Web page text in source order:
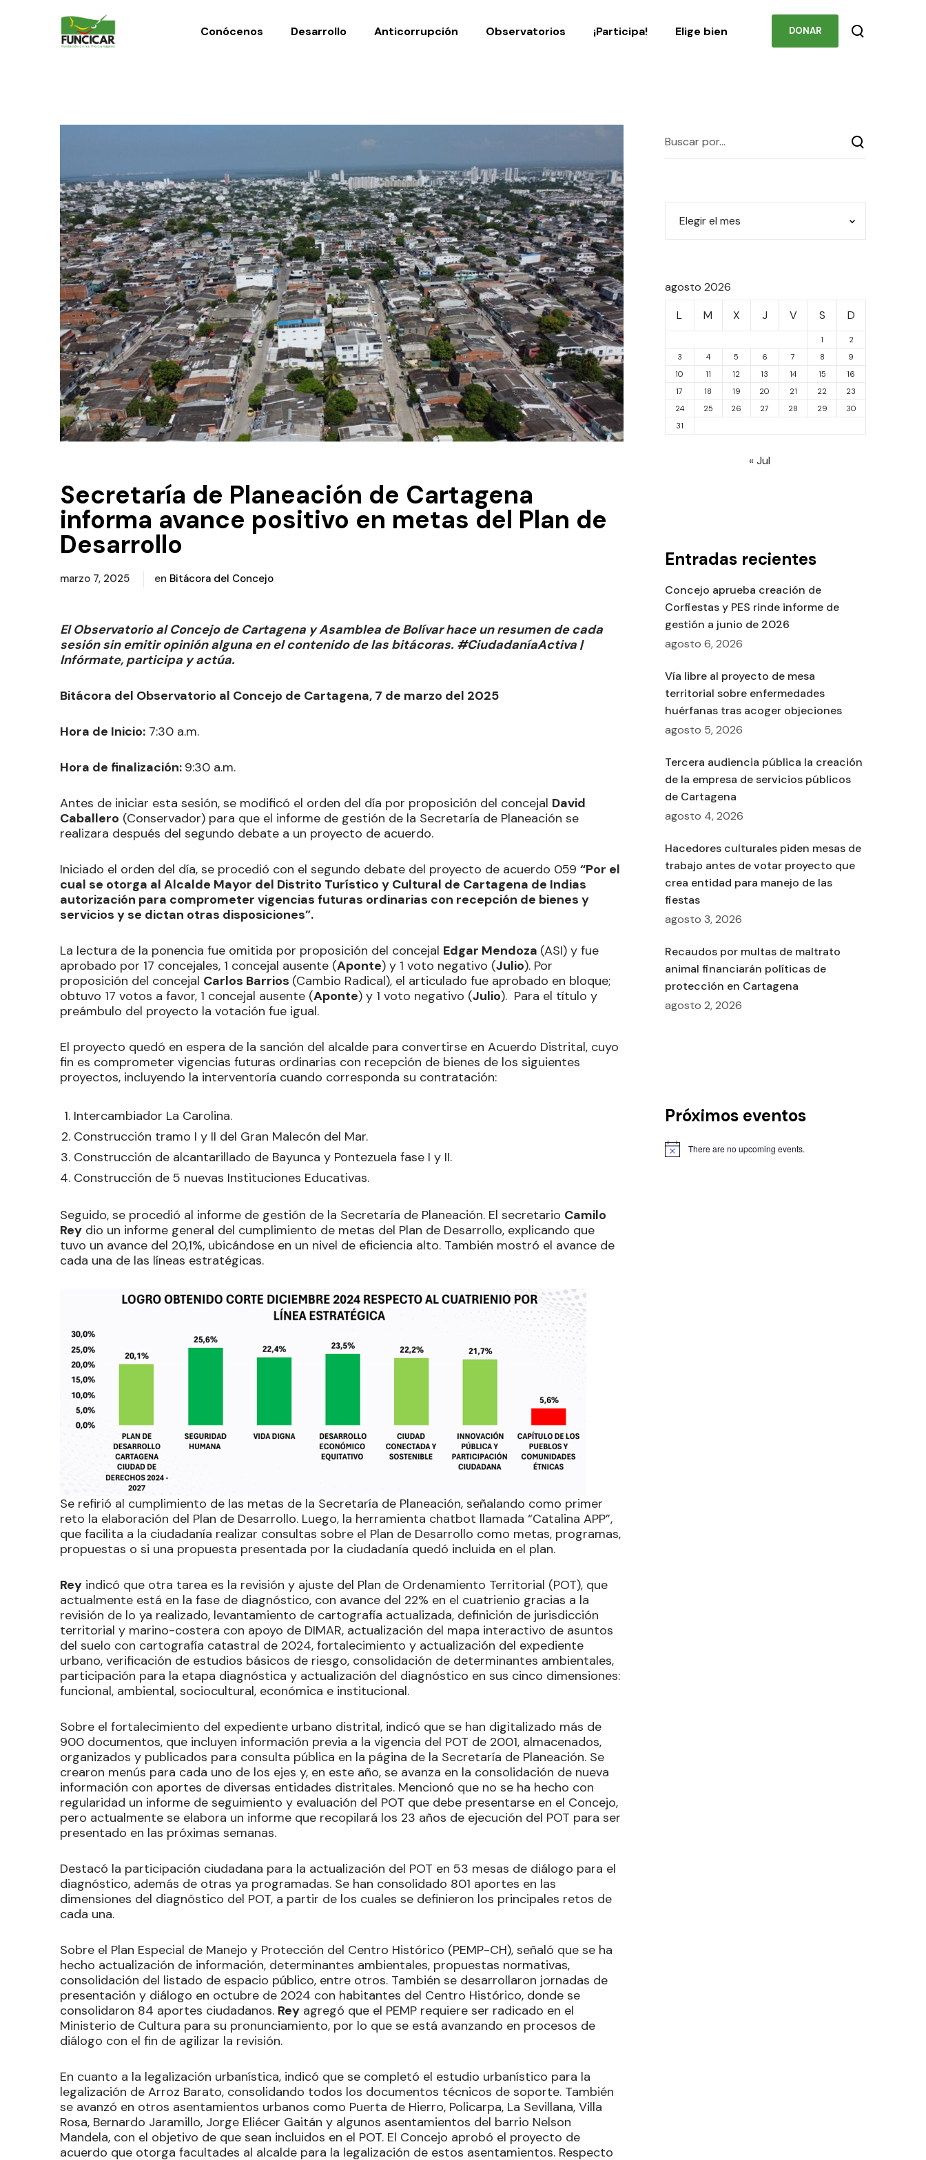
Conócenos Desarrollo Anticorrupción Observatorios ¡Participa! Elige bien DONAR
Secretaría de Planeación de Cartagena
informa avance positivo en metas del Plan de
Desarrollo
marzo 7, 2025 en Bitácora del Concejo
El Observatorio al Concejo de Cartagena y Asamblea de Bolívar hace un resumen de cada
sesión sin emitir opinión alguna en el contenido de las bitácoras. #CiudadaníaActiva |
Infórmate, participa y actúa.
Bitácora del Observatorio al Concejo de Cartagena, 7 de marzo del 2025
Hora de Inicio: 7:30 a.m.
Hora de finalización: 9:30 a.m.
Antes de iniciar esta sesión, se modificó el orden del día por proposición del concejal David
Caballero (Conservador) para que el informe de gestión de la Secretaría de Planeación se
realizara después del segundo debate a un proyecto de acuerdo.
Iniciado el orden del día, se procedió con el segundo debate del proyecto de acuerdo 059 “Por el
cual se otorga al Alcalde Mayor del Distrito Turístico y Cultural de Cartagena de Indias
autorización para comprometer vigencias futuras ordinarias con recepción de bienes y
servicios y se dictan otras disposiciones”.
La lectura de la ponencia fue omitida por proposición del concejal Edgar Mendoza (ASI) y fue
aprobado por 17 concejales, 1 concejal ausente (Aponte) y 1 voto negativo (Julio). Por
proposición del concejal Carlos Barrios (Cambio Radical), el articulado fue aprobado en bloque;
obtuvo 17 votos a favor, 1 concejal ausente (Aponte) y 1 voto negativo (Julio). Para el título y
preámbulo del proyecto la votación fue igual.
El proyecto quedó en espera de la sanción del alcalde para convertirse en Acuerdo Distrital, cuyo
fin es comprometer vigencias futuras ordinarias con recepción de bienes de los siguientes
proyectos, incluyendo la interventoría cuando corresponda su contratación:
Intercambiador La Carolina.
Construcción tramo I y II del Gran Malecón del Mar.
Construcción de alcantarillado de Bayunca y Pontezuela fase I y II.
Construcción de 5 nuevas Instituciones Educativas.
Seguido, se procedió al informe de gestión de la Secretaría de Planeación. El secretario Camilo
Rey dio un informe general del cumplimiento de metas del Plan de Desarrollo, explicando que
tuvo un avance del 20,1%, ubicándose en un nivel de eficiencia alto. También mostró el avance de
cada una de las líneas estratégicas.
Se refirió al cumplimiento de las metas de la Secretaría de Planeación, señalando como primer
reto la elaboración del Plan de Desarrollo. Luego, la herramienta chatbot llamada “Catalina APP”,
que facilita a la ciudadanía realizar consultas sobre el Plan de Desarrollo como metas, programas,
propuestas o si una propuesta presentada por la ciudadanía quedó incluida en el plan.
Rey indicó que otra tarea es la revisión y ajuste del Plan de Ordenamiento Territorial (POT), que
actualmente está en la fase de diagnóstico, con avance del 22% en el cuatrienio gracias a la
revisión de lo ya realizado, levantamiento de cartografía actualizada, definición de jurisdicción
territorial y marino-costera con apoyo de DIMAR, actualización del mapa interactivo de asuntos
del suelo con cartografía catastral de 2024, fortalecimiento y actualización del expediente
urbano, verificación de estudios básicos de riesgo, consolidación de determinantes ambientales,
participación para la etapa diagnóstica y actualización del diagnóstico en sus cinco dimensiones:
funcional, ambiental, sociocultural, económica e institucional.
Sobre el fortalecimiento del expediente urbano distrital, indicó que se han digitalizado más de
900 documentos, que incluyen información previa a la vigencia del POT de 2001, almacenados,
organizados y publicados para consulta pública en la página de la Secretaría de Planeación. Se
crearon menús para cada uno de los ejes y, en este año, se avanza en la consolidación de nueva
información con aportes de diversas entidades distritales. Mencionó que no se ha hecho con
regularidad un informe de seguimiento y evaluación del POT que debe presentarse en el Concejo,
pero actualmente se elabora un informe que recopilará los 23 años de ejecución del POT para ser
presentado en las próximas semanas.
Destacó la participación ciudadana para la actualización del POT en 53 mesas de diálogo para el
diagnóstico, además de otras ya programadas. Se han consolidado 801 aportes en las
dimensiones del diagnóstico del POT, a partir de los cuales se definieron los principales retos de
cada una.
Sobre el Plan Especial de Manejo y Protección del Centro Histórico (PEMP-CH), señaló que se ha
hecho actualización de información, determinantes ambientales, propuestas normativas,
consolidación del listado de espacio público, entre otros. También se desarrollaron jornadas de
presentación y diálogo en octubre de 2024 con habitantes del Centro Histórico, donde se
consolidaron 84 aportes ciudadanos. Rey agregó que el PEMP requiere ser radicado en el
Ministerio de Cultura para su pronunciamiento, por lo que se está avanzando en procesos de
diálogo con el fin de agilizar la revisión.
En cuanto a la legalización urbanística, indicó que se completó el estudio urbanístico para la
legalización de Arroz Barato, consolidando todos los documentos técnicos de soporte. También
se avanzó en otros asentamientos urbanos como Puerta de Hierro, Policarpa, La Sevillana, Villa
Rosa, Bernardo Jaramillo, Jorge Eliécer Gaitán y algunos asentamientos del barrio Nelson
Mandela, con el objetivo de que sean incluidos en el POT. El Concejo aprobó el proyecto de
acuerdo que otorga facultades al alcalde para la legalización de estos asentamientos. Respecto
agosto 2026
L
M X J V S D
1
2
3
4 5 6 7 8
9
10
11 12 13 14 15
16
17
18 19 20 21 22
23
24
25 26 27 28 29
30
31
« Jul
Entradas recientes
Concejo aprueba creación de
Corfiestas y PES rinde informe de
gestión a junio de 2026
agosto 6, 2026
Vía libre al proyecto de mesa
territorial sobre enfermedades
huérfanas tras acoger objeciones
agosto 5, 2026
Tercera audiencia pública la creación
de la empresa de servicios públicos
de Cartagena
agosto 4, 2026
Hacedores culturales piden mesas de
trabajo antes de votar proyecto que
crea entidad para manejo de las
fiestas
agosto 3, 2026
Recaudos por multas de maltrato
animal financiarán políticas de
protección en Cartagena
agosto 2, 2026
Próximos eventos
There are no upcoming events.